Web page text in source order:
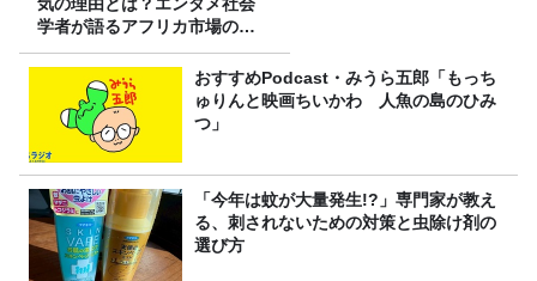
気の理由とは？エンタメ社会
学者が語るアフリカ市場のリ
アル
おすすめPodcast・みうら五郎「もっち
ゅりんと映画ちいかわ 人魚の島のひみ
つ」
「今年は蚊が大量発生!?」専門家が教え
る、刺されないための対策と虫除け剤の
選び方